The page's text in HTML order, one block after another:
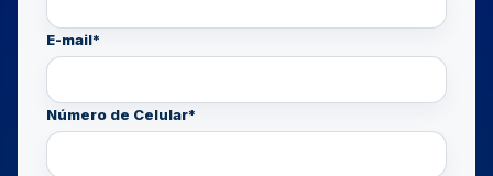
E-mail*
Número de Celular*